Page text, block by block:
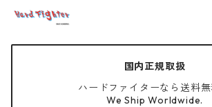
国内正規取扱
ハードファイターなら送料無
We Ship Worldwide.